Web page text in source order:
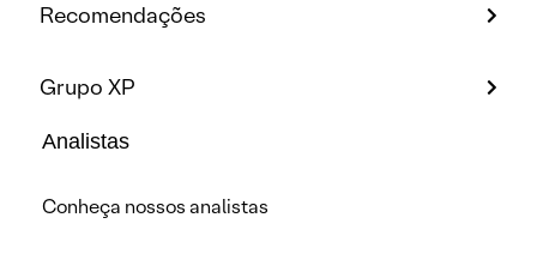
Recomendações
Grupo XP
Analistas
Conheça nossos analistas